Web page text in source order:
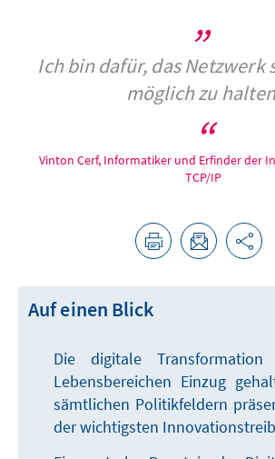
Ich bin dafür, das Netzwerk
möglich zu
Vinton Cerf, Informatiker und Erfinder der
TCP/IP
Auf einen Blick
Die digitale
Lebensbereichen Einzug
sämtlichen Politikfeldern
der wichtigsten